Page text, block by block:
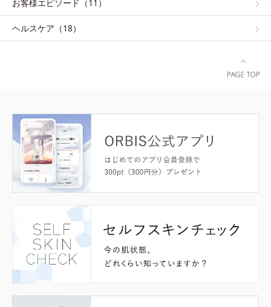
お客様エピソード（11）
ヘルスケア（18）